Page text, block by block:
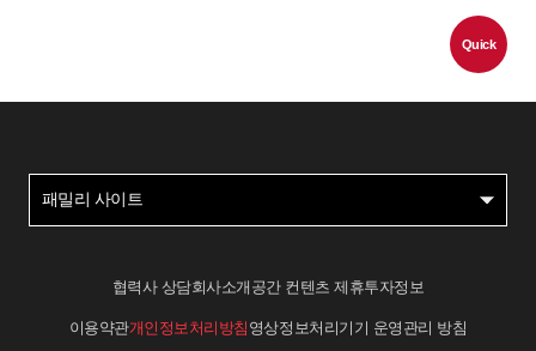
Quick
패밀리 사이트
협력사 상담회사소개 공간 컨텐츠 제휴투자정보
이용약관개인정보처리방침 영상정보처리기기 운영관리 방침